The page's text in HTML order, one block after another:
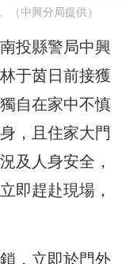
（中興分局提供）
投縣警局中興
于茵日前接獲
自在家中不慎
，且住家大門
及人身安全，
即趕赴現場，
，立即於門外